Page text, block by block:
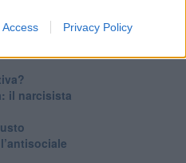
Access Privacy Policy
il narcisista